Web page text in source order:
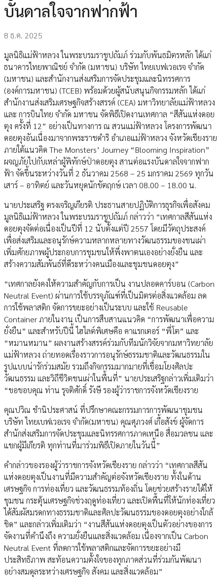
บันดาลใจจากฟากฟ้า
8 ธ.ค. 2025
มูลนิธิแม่ฟ้าหลวง ในพระบรมราชูปถัมภ์ ร่วมกับพันธมิตรหลัก ได้แก่
ธนาคารไทยพาณิชย์ จำกัด (มหาชน) บริษัท ไทยเบฟเวอเรจ จำกัด
(มหาชน) และสำนักงานส่งเสริมการจัดประชุมและนิทรรศการ
(องค์การมหาชน) (TCEB) พร้อมด้วยผู้สนับสนุนกิจกรรมหลัก ได้แก่
สำนักงานส่งเสริมเศรษฐกิจสร้างสรรค์ (CEA) มหาวิทยาลัยแม่ฟ้าหลวง
และ การบินไทย จํากัด มหาชน จัดพิธีเปิดงานเทศกาล “สีสันแห่งดอย
ตุง ครั้งที่ 12” อย่างเป็นทางการ ณ สวนแม่ฟ้าหลวง โครงการพัฒนา
ดอยตุงอันเนื่องมาจากพระราชดำริ อำเภอแม่ฟ้าหลวง จังหวัดเชียงราย
ภายใต้แนวคิด The Monsters’ Journey “Blooming Inspiration”
ผจญภัยไปกับเหล่าผู้พิทักษ์ป่าดอยตุง สานต่อแรงบันดาลใจจากฟาก
ฟ้า จัดขึ้นระหว่างวันที่ 2 ธันวาคม 2568 – 25 มกราคม 2569 ทุกวัน
เสาร์ – อาทิตย์ และวันหยุดนักขัตฤกษ์ เวลา 08.00 – 18.00 น.
นายประเสริฐ ตรงเจริญเกียรติ ประธานสายปฏิบัติการธุรกิจเพื่อสังคม
มูลนิธิแม่ฟ้าหลวง ในพระบรมราชูปถัมภ์ กล่าวว่า “เทศกาลสีสันแห่ง
ดอยตุงจัดต่อเนื่องเป็นปีที่ 12 นับตั้งแต่ปี 2557 โดยมีวัตถุประสงค์
เพื่อส่งเสริมและอนุรักษ์ความหลากหลายทางวัฒนธรรมของชนเผ่า
เพิ่มศักยภาพผู้ประกอบการชุมชนให้พึ่งพาตนเองอย่างยั่งยืน และ
สร้างความสัมพันธ์ที่ดีระหว่างคนเมืองและชุมชนดอยตุง”
“เทศกาลยังคงให้ความสำคัญกับการเป็น งานปลอดคาร์บอน (Carbon
Neutral Event) ผ่านการใช้บรรจุภัณฑ์ที่เป็นมิตรต่อสิ่งแวดล้อม ลด
การใช้พลาสติก จัดการขยะอย่างเป็นระบบ และใช้ Reusable
Container ภายในงาน เป็นการสืบสานแนวคิด “การพัฒนาเพื่อความ
ยั่งยืน” และสำหรับปีนี้ ไฮไลต์พิเศษคือ คาแรกเตอร์ “พี่โต” และ
“หมานหมาน” ผลงานสร้างสรรค์ร่วมกับทีมนักวิจัยจากมหาวิทยาลัย
แม่ฟ้าหลวง ถ่ายทอดเรื่องราวการอนุรักษ์ธรรมชาติและวัฒนธรรมใน
รูปแบบน่ารักร่วมสมัย รวมถึงกิจกรรมมากมายที่เชื่อมโยงศิลปะ
วัฒนธรรม และวิถีชีวิตชนเผ่าในพื้นที่” นายประเสริฐกล่าวเพิ่มเติมว่า
“ขอขอบคุณ ท่าน รุจติศักดิ์ รังษี รองผู้ว่าราชการจังหวัดเชียงราย
คุณปวิณ ชำนิประศาสน์ ที่ปรึกษาคณะกรรมการการพัฒนาชุมชน
บริษัท ไทยเบฟเวอเรจ จำกัด(มหาชน) คุณศุภวงศ์ เกื้อสังข์ ผู้จัดการ
สำนักส่งเสริมการจัดประชุมและนิทรรศการภาคเหนือ สื่อมวลชน และ
แขกผู้มีเกียรติ ทุกท่านที่มาร่วมพิธีเปิดภายในวันนี้”
คำกล่าวของรองผู้ว่าราชการจังหวัดเชียงราย กล่าวว่า “เทศกาลสีสัน
แห่งดอยตุงเป็นงานที่มีความสำคัญต่อจังหวัดเชียงราย ทั้งในด้าน
เศรษฐกิจ การท่องเที่ยว และวัฒนธรรมท้องถิ่น โดยช่วยสร้างรายได้ให้
ชุมชน กระตุ้นเศรษฐกิจช่วงฤดูท่องเที่ยว และเปิดพื้นที่ให้นักท่องเที่ยว
ได้สัมผัสมรดกทางธรรมชาติและศิลปะวัฒนธรรมของดอยตุงอย่างใกล้
ชิด” และกล่าวเพิ่มเติมว่า “งานสีสันแห่งดอยตุงเป็นตัวอย่างของการ
จัดงานที่คำนึงถึง ความยั่งยืนและสิ่งแวดล้อม เนื่องจากเป็น Carbon
Neutral Event ที่ลดการใช้พลาสติกและจัดการขยะอย่างมี
ประสิทธิภาพ สะท้อนความตั้งใจของทุกภาคส่วนที่ร่วมกันพัฒนา
อย่างสมดุลระหว่างเศรษฐกิจ สังคม และสิ่งแวดล้อม”